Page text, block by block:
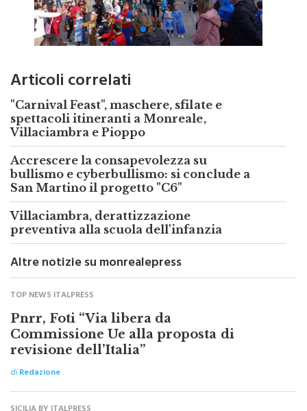
Articoli correlati
"Carnival Feast", maschere, sfilate e
spettacoli itineranti a Monreale,
Villaciambra e Pioppo
Accrescere la consapevolezza su
bullismo e cyberbullismo: si conclude a
San Martino il progetto "C6"
Villaciambra, derattizzazione
preventiva alla scuola dell'infanzia
Altre notizie su monrealepress
TOP NEWS ITALPRESS
Pnrr, Foti “Via libera da
Commissione Ue alla proposta di
revisione dell’Italia”
diRedazione